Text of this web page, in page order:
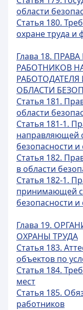
области
Статья 180.
охране труда
Глава 18.
РАБОТНИКОВ
ОБЛАСТИ
Статья 181.
области
Статья 181-1.
направляющей
безопасности
Статья 182.
в области
Статья 182-1.
принимающей
безопасности
Глава 19.
ОХРАНЫ ТРУДА
Статья 183.
объектов по
Статья 184.
мест
Статья 185.
работников